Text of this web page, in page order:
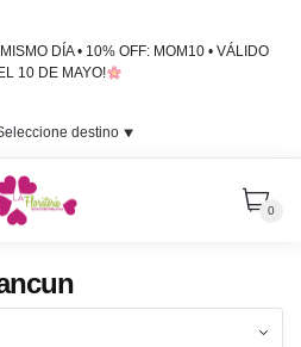
DÍA • 10% OFF: MOM10 • VÁLIDO
10 DE MAYO!
destino⯆
0